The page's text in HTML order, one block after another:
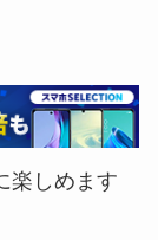
楽しめます